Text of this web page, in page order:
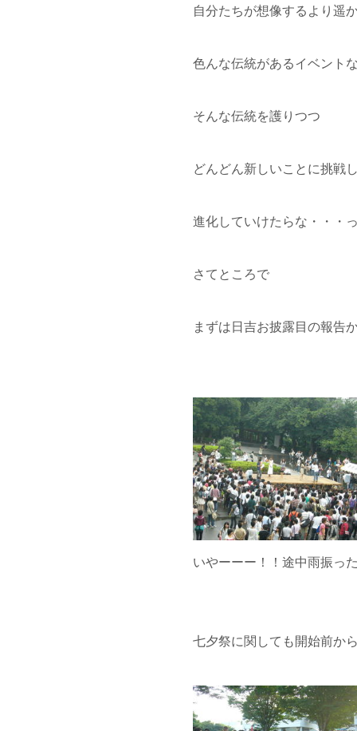
自分たちが想像するより遥
色んな伝統があるイベント
そんな伝統を護りつつ
どんどん新しいことに挑戦
進化していけたらな・・・
さてところで
まずは日吉お披露目の報告
いやーーー！！途中雨振っ
七夕祭に関しても開始前か